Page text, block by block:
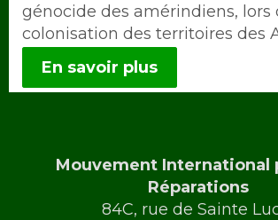
génocide des amérindiens, lors
colonisation des territoires des
En savoir plus
Mouvement International
Réparations
84C, rue de Sainte